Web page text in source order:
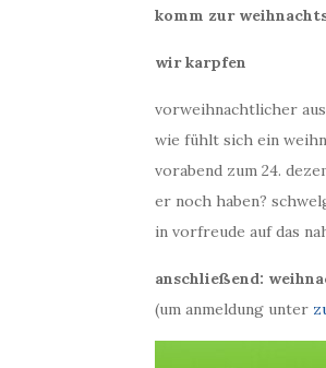
komm zur
wir karpfen
vorweihnachtlicher
wie fühlt sich ein
vorabend zum 24.
er noch haben?
in vorfreude auf das
anschließend:
(um anmeldung unter